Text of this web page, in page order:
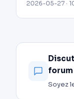
2026-05-27 ·
forum
Soyez